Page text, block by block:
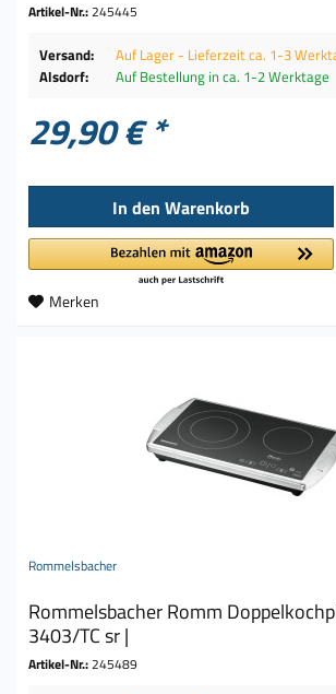
Artikel-Nr.:245445
Versand:
Auf Lager - Lieferzeit ca. 1-3
Alsdorf:
Auf Bestellung in ca. 1-2 Werktage
29,90 € *
In den Warenkorb
Merken
Rommelsbacher
Rommelsbacher Romm
3403/TC sr |
Artikel-Nr.:245489